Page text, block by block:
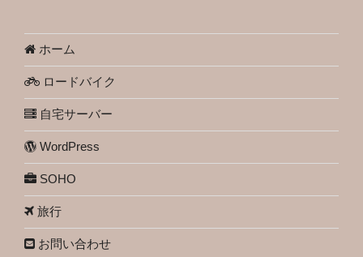
ホーム
ロードバイク
自宅サーバー
WordPress
SOHO
旅行
お問い合わせ